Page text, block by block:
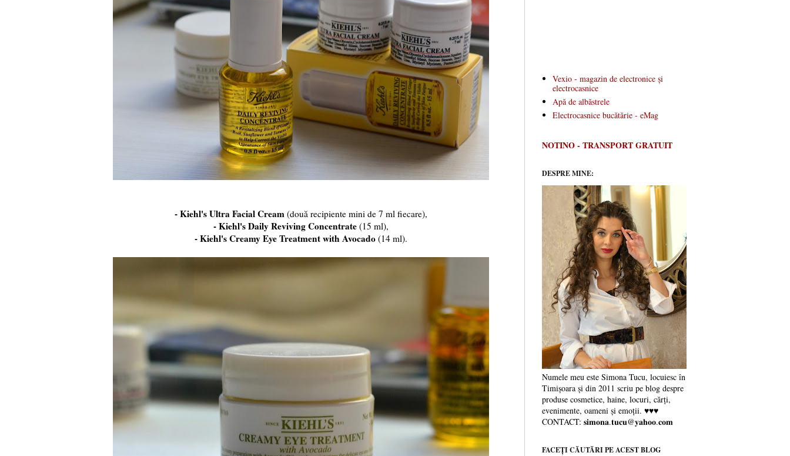
- Kiehl's Ultra Facial Cream (două recipiente mini de 7 ml fiecare),
- Kiehl's Daily Reviving Concentrate (15 ml),
- Kiehl's Creamy Eye Treatment with Avocado (14 ml).
Vexio - magazin de electronice și
electrocasnice
Apă de albăstrele
Electrocasnice bucătărie - eMag
NOTINO - TRANSPORT GRATUIT
DESPRE MINE:
Numele meu este Simona Tucu, locuiesc în
Timișoara și din 2011 scriu pe blog despre
produse cosmetice, haine, locuri, cărți,
evenimente, oameni și emoții. ♥♥♥
CONTACT: 𝐬𝐢𝐦𝐨𝐧𝐚.𝐭𝐮𝐜𝐮@𝐲𝐚𝐡𝐨𝐨.𝐜𝐨𝐦
FACEȚI CĂUTĂRI PE ACEST BLOG